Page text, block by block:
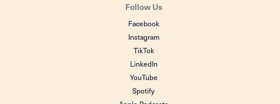
Follow Us
Facebook
Instagram
TikTok
LinkedIn
YouTube
Spotify